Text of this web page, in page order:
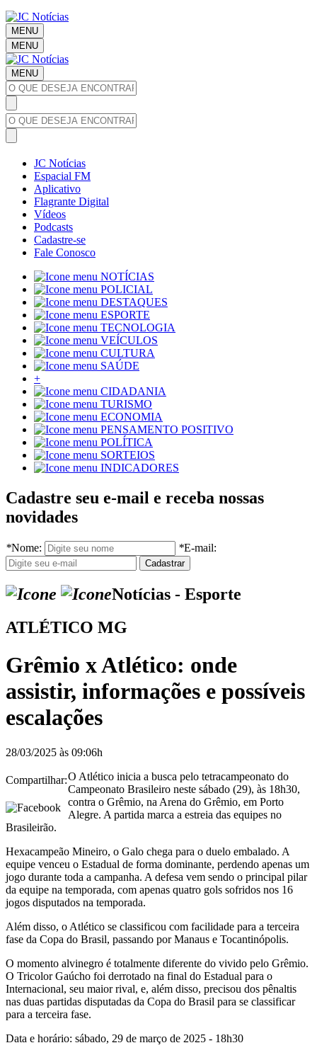
MENU
MENU
MENU
JC Notícias
Espacial FM
Aplicativo
Flagrante Digital
Vídeos
Podcasts
Cadastre-se
Fale Conosco
NOTÍCIAS
POLICIAL
DESTAQUES
ESPORTE
TECNOLOGIA
VEÍCULOS
CULTURA
SAÚDE
+
CIDADANIA
TURISMO
ECONOMIA
PENSAMENTO POSITIVO
POLÍTICA
SORTEIOS
INDICADORES
Cadastre seu e-mail e receba nossas
novidades
*Nome: *E-mail:
Notícias - Esporte
ATLÉTICO MG
Grêmio x Atlético: onde
assistir, informações e possíveis
escalações
28/03/2025 às 09:06h
Compartilhar:O Atlético inicia a busca pelo tetracampeonato do
Campeonato Brasileiro neste sábado (29), às 18h30,
contra o Grêmio, na Arena do Grêmio, em Porto
Alegre. A partida marca a estreia das equipes no
Brasileirão.
Hexacampeão Mineiro, o Galo chega para o duelo embalado. A
equipe venceu o Estadual de forma dominante, perdendo apenas um
jogo durante toda a campanha. A defesa vem sendo o principal pilar
da equipe na temporada, com apenas quatro gols sofridos nos 16
jogos disputados na temporada.
Além disso, o Atlético se classificou com facilidade para a terceira
fase da Copa do Brasil, passando por Manaus e Tocantinópolis.
O momento alvinegro é totalmente diferente do vivido pelo Grêmio.
O Tricolor Gaúcho foi derrotado na final do Estadual para o
Internacional, seu maior rival, e, além disso, precisou dos pênaltis
nas duas partidas disputadas da Copa do Brasil para se classificar
para a terceira fase.
Data e horário: sábado, 29 de março de 2025 - 18h30